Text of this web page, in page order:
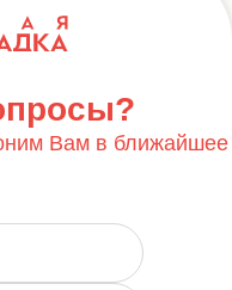
Вам в ближайшее